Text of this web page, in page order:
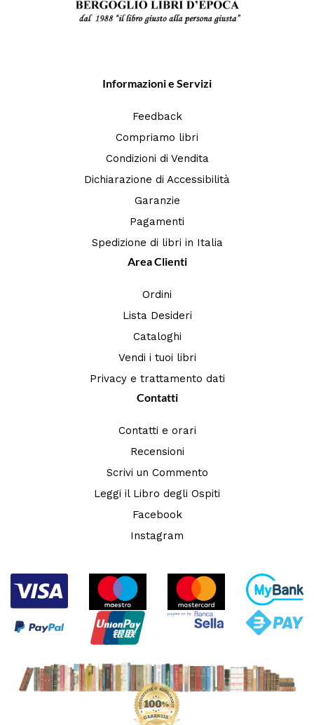
Informazioni e Servizi
Feedback
Compriamo libri
Condizioni di Vendita
Dichiarazione di Accessibilità
Garanzie
Pagamenti
Spedizione di libri in Italia
Area Clienti
Ordini
Lista Desideri
Cataloghi
Vendi i tuoi libri
Privacy e trattamento dati
Contatti
Contatti e orari
Recensioni
Scrivi un Commento
Leggi il Libro degli Ospiti
Facebook
Instagram